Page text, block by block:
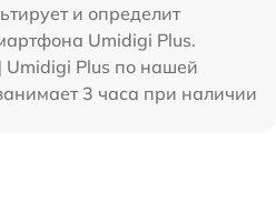
и определит
Umidigi Plus.
Plus по нашей
3 часа при наличии